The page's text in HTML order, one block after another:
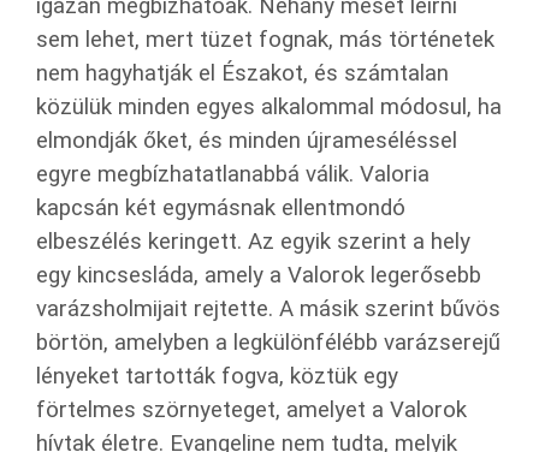
igazán megbízhatóak. Néhány mesét leírni
sem lehet, mert tüzet fognak, más történetek
nem hagyhatják el Északot, és számtalan
közülük minden egyes alkalommal módosul, ha
elmondják őket, és minden újrameséléssel
egyre megbízhatatlanabbá válik. Valoria
kapcsán két egymásnak ellentmondó
elbeszélés keringett. Az egyik szerint a hely
egy kincsesláda, amely a Valorok legerősebb
varázsholmijait rejtette. A másik szerint bűvös
börtön, amelyben a legkülönfélébb varázserejű
lényeket tartották fogva, köztük egy
förtelmes szörnyeteget, amelyet a Valorok
hívtak életre. Evangeline nem tudta, melyik